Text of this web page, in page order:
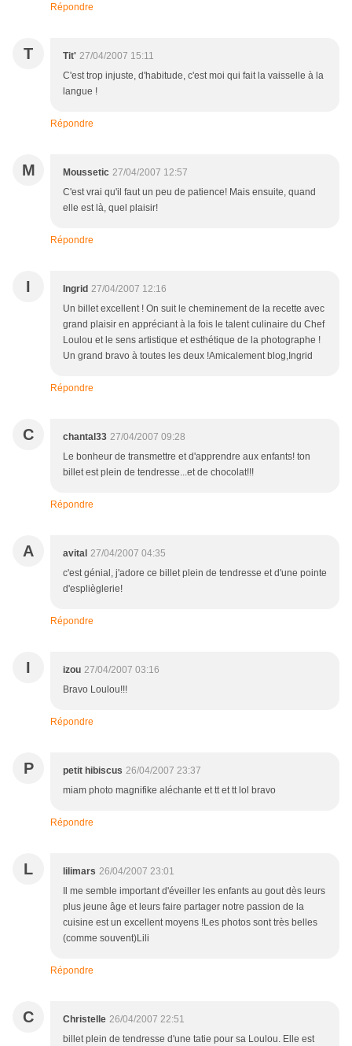
Répondre
T Tit' 27/04/2007 15:11
C'est trop injuste, d'habitude, c'est moi qui fait la vaisselle à la
langue !
Répondre
M Moussetic 27/04/2007 12:57
C'est vrai qu'il faut un peu de patience! Mais ensuite, quand
elle est là, quel plaisir!
Répondre
I Ingrid 27/04/2007 12:16
Un billet excellent ! On suit le cheminement de la recette avec
grand plaisir en appréciant à la fois le talent culinaire du Chef
Loulou et le sens artistique et esthétique de la photographe !
Un grand bravo à toutes les deux !Amicalement blog,Ingrid
Répondre
C chantal33 27/04/2007 09:28
Le bonheur de transmettre et d'apprendre aux enfants! ton
billet est plein de tendresse...et de chocolat!!!
Répondre
A avital 27/04/2007 04:35
c'est génial, j'adore ce billet plein de tendresse et d'une pointe
d'esplièglerie!
Répondre
I izou 27/04/2007 03:16
Bravo Loulou!!!
Répondre
P petit hibiscus 26/04/2007 23:37
miam photo magnifike aléchante et tt et tt lol bravo
Répondre
L lilimars 26/04/2007 23:01
Il me semble important d'éveiller les enfants au gout dès leurs
plus jeune âge et leurs faire partager notre passion de la
cuisine est un excellent moyens !Les photos sont très belles
(comme souvent)Lili
Répondre
C Christelle 26/04/2007 22:51
billet plein de tendresse d'une tatie pour sa Loulou. Elle est